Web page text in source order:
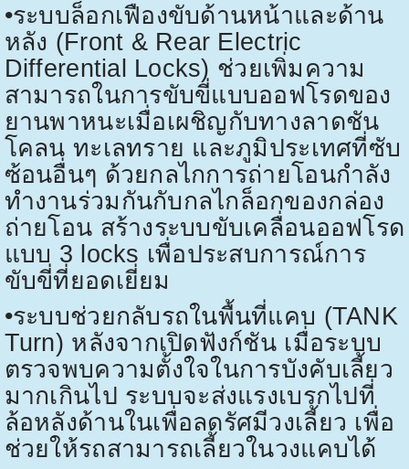
•ระบบล็อกเฟืองขับด้านหน้าและด้าน
หลัง (Front & Rear Electric
Differential Locks) ช่วยเพิ่มความ
สามารถในการขับขี่แบบออฟโรดของ
ยานพาหนะเมื่อเผชิญกับทางลาดชัน
โคลน ทะเลทราย และภูมิประเทศที่ซับ
ซ้อนอื่นๆ ด้วยกลไกการถ่ายโอนกำลัง
ทำงานร่วมกันกับกลไกล็อกของกล่อง
ถ่ายโอน สร้างระบบขับเคลื่อนออฟโรด
แบบ 3 locks เพื่อประสบการณ์การ
ขับขี่ที่ยอดเยี่ยม
•ระบบช่วยกลับรถในพื้นที่แคบ (TANK
Turn) หลังจากเปิดฟังก์ชัน เมื่อระบบ
ตรวจพบความตั้งใจในการบังคับเลี้ยว
มากเกินไป ระบบจะส่งแรงเบรกไปที่
ล้อหลังด้านในเพื่อลดรัศมีวงเลี้ยว เพื่อ
ช่วยให้รถสามารถเลี้ยวในวงแคบได้